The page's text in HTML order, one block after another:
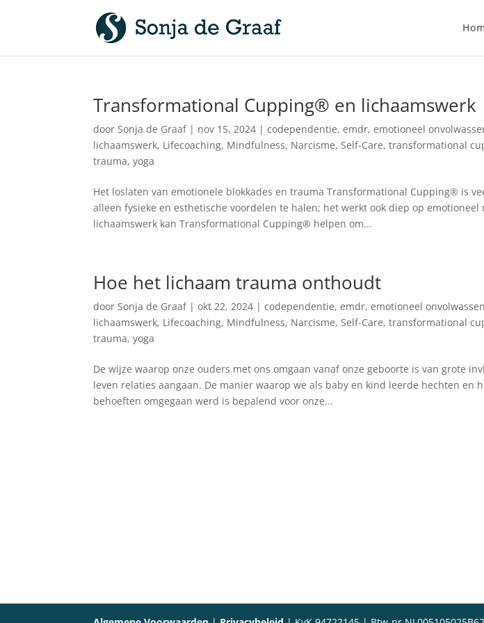
Transformational Cupping® en lichaamswerk
doorSonja de Graaf| nov 15, 2024 |codependentie,emdr,emotioneel
lichaamswerk, Lifecoaching, Mindfulness, Narcisme,Self-Care,transformational
trauma,yoga
Het loslaten van emotionele blokkades en trauma Transformational Cupping® is
alleen fysieke en esthetische voordelen te halen; het werkt ook diep op emotioneel
lichaamswerk kan Transformational Cupping® helpen om...
Hoe het lichaam trauma onthoudt
doorSonja de Graaf|okt 22, 2024 |codependentie,emdr,emotioneel onvolwassen
lichaamswerk, Lifecoaching, Mindfulness, Narcisme,Self-Care,transformational
trauma,yoga
De wijze waarop onze ouders met ons omgaan vanaf onze geboorte is van grote
leven relaties aangaan. De manier waarop we als baby en kind leerde hechten en
behoeften omgegaan werd is bepalend voor onze...